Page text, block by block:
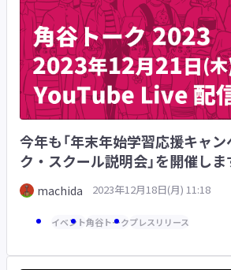
今年も「年末年始学習応援キャン
ク・スクール説明会」を開催し
2023年12月21日（木）19:30から
machida 2023年12月18日(月) 11:18
イベント角谷トークプレスリリース